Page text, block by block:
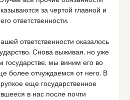
за чертой главной и
ответственности.
ответственности оказалось
Снова выживая, но уже
государстве, мы виним его во
более отчуждаемся от него. В
еще государственное
в нас после почти